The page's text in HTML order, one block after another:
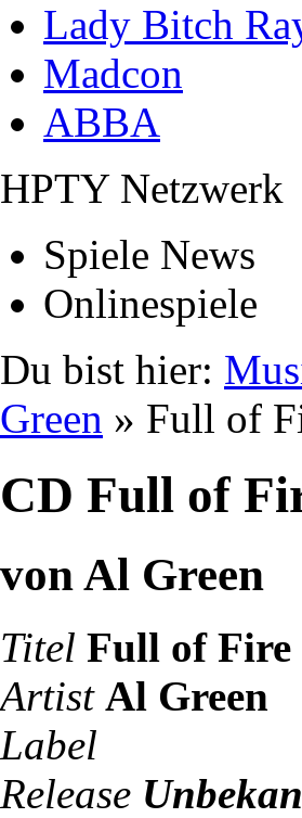
Lady Bitch
Madcon
ABBA
HPTY Netzwerk
Spiele News
Onlinespiele
Du bist hier:
Green » Full of
CD Full of
von Al Green
Titel Full of Fire
Artist Al Green
Label
Release